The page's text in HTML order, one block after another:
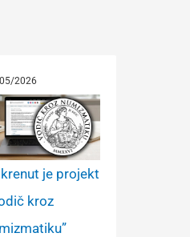
2026
je projekt
kroz